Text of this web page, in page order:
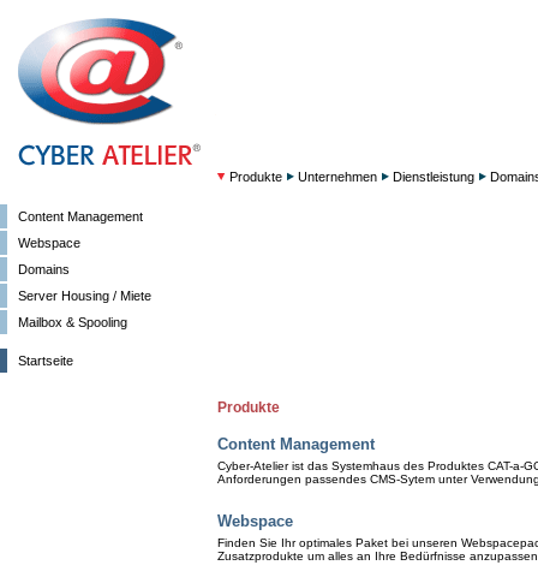
Content Management
Webspace
Domains
Server Housing / Miete
Mailbox & Spooling
Startseite
Produkte Unternehmen Dienstleistung
Produkte
Content Management
Cyber-Atelier ist das Systemhaus des Produktes CAT-a-
Anforderungen passendes CMS-Sytem unter
Webspace
Finden Sie Ihr optimales Paket bei unseren
Zusatzprodukte um alles an Ihre Bedürfnisse anzupassen